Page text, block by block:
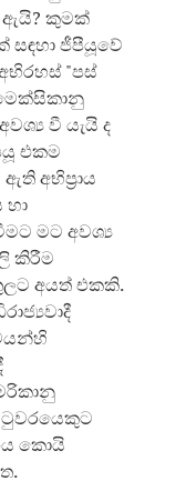
ඇයි? කුමක්
සඳහා ජීපීයූවේ
"පස්
වී යැයි ද
එකම
අභිප්‍රාය
මට අවශ්‍ය
කිරීම
අයත් එකකි.
කොයි
ඇත.